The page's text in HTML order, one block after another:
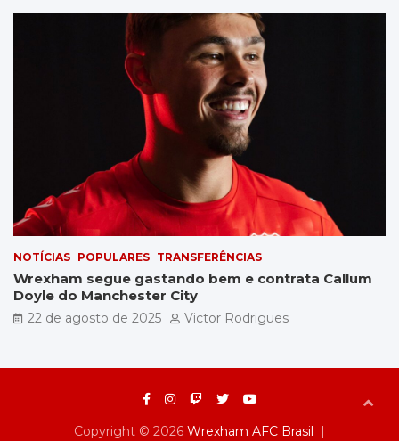
NOTÍCIAS POPULARES TRANSFERÊNCIAS
Wrexham segue gastando bem e contrata Callum
Doyle do Manchester City
22 de agosto de 2025 Victor Rodrigues
Copyright © 2026 Wrexham AFC Brasil